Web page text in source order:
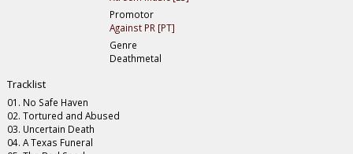
Promotor
Against PR [PT]
Genre
Deathmetal
Tracklist
01. No Safe Haven
02. Tortured and Abused
03. Uncertain Death
04. A Texas Funeral